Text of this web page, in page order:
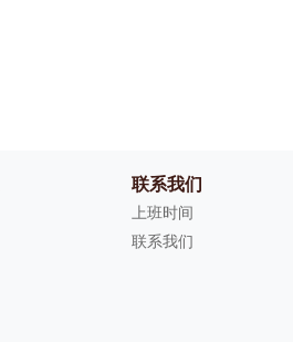
联系我们
上班时间
联系我们